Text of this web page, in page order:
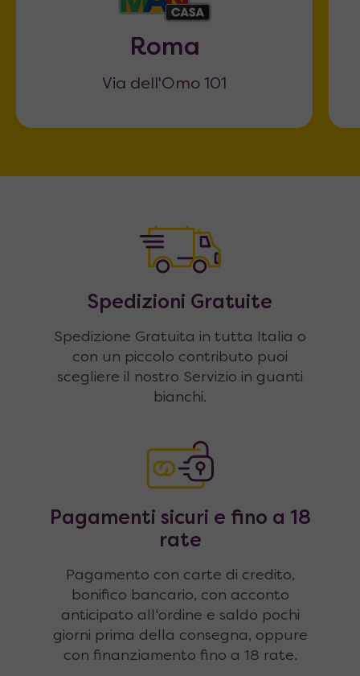
Roma
Via dell'Omo 101
Spedizioni Gratuite
Spedizione Gratuita in tutta Italia o
con un piccolo contributo puoi
scegliere il nostro Servizio in guanti
bianchi.
Pagamenti sicuri e fino a 18
rate
Pagamento con carte di credito,
bonifico bancario, con acconto
anticipato all'ordine e saldo pochi
giorni prima della consegna, oppure
con finanziamento fino a 18 rate.